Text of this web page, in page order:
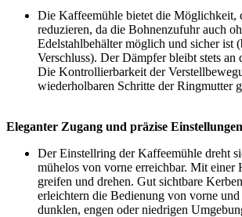
Die Kaffeemühle bietet die Möglichkeit,
reduzieren, da die Bohnenzufuhr auch
Edelstahlbehälter möglich und sicher ist
Verschluss). Der Dämpfer bleibt stets an
Die Kontrollierbarkeit der
wiederholbaren Schritte der Ringmutter
Eleganter Zugang und präzise
Der Einstellring der Kaffeemühle dreht
mühelos von vorne erreichbar. Mit einer
greifen und drehen. Gut sichtbare
erleichtern die Bedienung von vorne und
dunklen, engen oder niedrigen